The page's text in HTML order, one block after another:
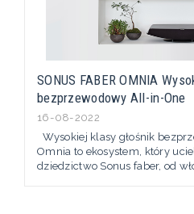
SONUS FABER OMNIA
bezprzewodowy All-in-One
16-08-2022
Wysokiej klasy głośnik
Omnia to ekosystem, który
dziedzictwo Sonus faber, od